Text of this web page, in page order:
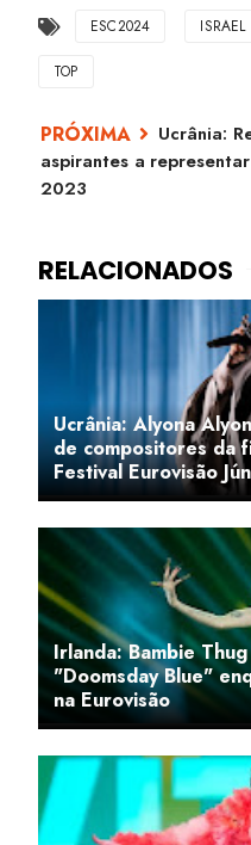
ESC2024 ISRAEL
TOP
Ucrânia:
aspirantes a
2023
Ucrânia: Alyona
de compositores da
Festival Eurovisão
Irlanda: Bambie
"Doomsday Blue"
na Eurovisão